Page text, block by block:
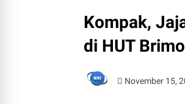
Kompak,
di HUT
November 15,